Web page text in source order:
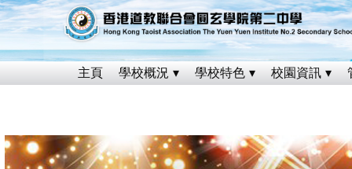
主頁 學校概況 學校特色 校園資訊